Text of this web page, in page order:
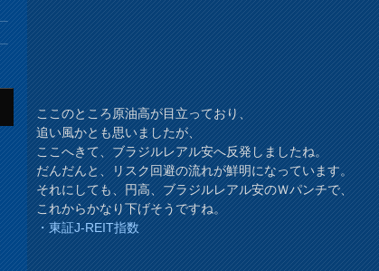
ここのところ原油高が目立っており、
追い風かとも思いましたが、
ここへきて、ブラジルレアル安へ反発しましたね。
だんだんと、リスク回避の流れが鮮明になっています。
それにしても、円高、ブラジルレアル安のＷパンチで、
これからかなり下げそうですね。
・東証J-REIT指数